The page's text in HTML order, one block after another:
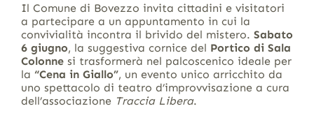
Il Comune di Bovezzo invita cittadini e visitatori
a partecipare a un appuntamento in cui la
convivialità incontra il brivido del mistero. Sabato
6 giugno, la suggestiva cornice del Portico di Sala
Colonnesi trasformerà nel palcoscenico ideale per
la “Cena in Giallo”, un evento unico arricchito da
uno spettacolo di teatro d’improvvisazione a cura
dell’associazione Traccia Libera.